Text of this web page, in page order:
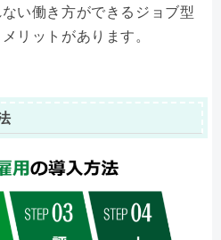
い働き方ができるジョブ型
リットがあります。